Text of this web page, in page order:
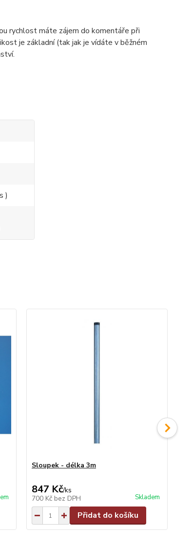
rychlost máte zájem do komentáře při
je základní (tak jak je vídáte v běžném
)
Sloupek - délka 3m
847 Kč/ks
700 Kč bez DPH Skladem
Přidat do košíku